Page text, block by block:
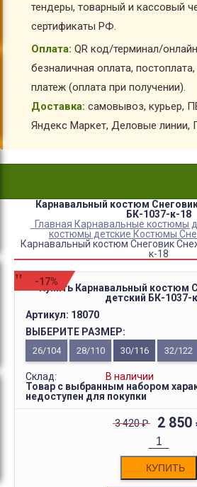
тендеры, товарный и кассовый
сертификаты РФ.
Оплата: QR код/терминал/
безналичная оплата,
платеж (оплата при получении).
Доставка: самовывоз, курьер,
Яндекс Маркет, Деловые линии,
Карнавальный костюм
БК-1037-к-18
Главная Карнавальные костюмы
костюмы детские Костюмы
Карнавальный костюм Снеговик
к-18
-17%
Купить Карнавальный костюм
детский БК-1037-
Артикул: 18070
ВЫБЕРИТЕ РАЗМЕР:
26/104 28/110 30/116 32/122
Склад:
В наличии
Товар с выбранным набором
недоступен для покупки
3 420₽ 2 850
КУПИТЬ